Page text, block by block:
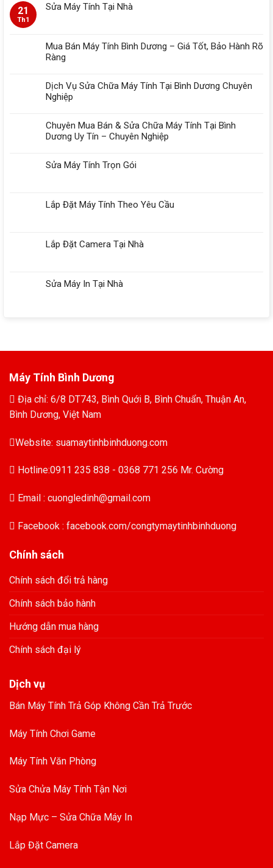
21
Th1
Sửa Máy Tính Tại Nhà
Mua Bán Máy Tính Bình Dương – Giá Tốt, Bảo Hành Rõ
Ràng
Dịch Vụ Sửa Chữa Máy Tính Tại Bình Dương Chuyên
Nghiệp
Chuyên Mua Bán & Sửa Chữa Máy Tính Tại Bình
Dương Uy Tín – Chuyên Nghiệp
Sửa Máy Tính Trọn Gói
Lắp Đặt Máy Tính Theo Yêu Cầu
Lắp Đặt Camera Tại Nhà
Sửa Máy In Tại Nhà
Máy Tính Bình Dương
Địa chỉ: 6/8 DT743, Bình Quới B, Bình Chuẩn, Thuận An,
Bình Dương, Việt Nam
Website: suamaytinhbinhduong.com
Hotline:0911 235 838 - 0368 771 256 Mr. Cường
Email : cuongledinh@gmail.com
Facebook : facebook.com/congtymaytinhbinhduong
Chính sách
Chính sách đổi trả hàng
Chính sách bảo hành
Hướng dẫn mua hàng
Chính sách đại lý
Dịch vụ
Bán Máy Tính Trả Góp Không Cần Trả Trước
Máy Tính Chơi Game
Máy Tính Văn Phòng
Sửa Chửa Máy Tính Tận Nơi
Nạp Mực – Sửa Chữa Máy In
Lắp Đặt Camera